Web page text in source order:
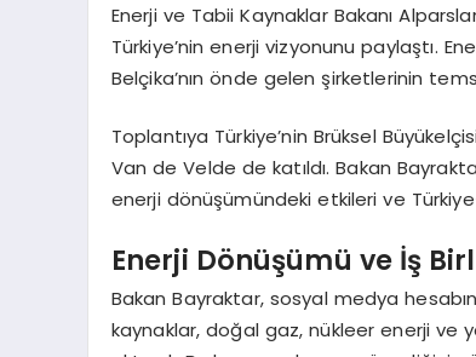
Enerji ve Tabii Kaynaklar Bakanı
Türkiye’nin enerji vizyonunu paylaştı.
Belçika’nın önde gelen şirketlerinin
Toplantıya Türkiye’nin Brüksel
Van de Velde de katıldı. Bakan
enerji dönüşümündeki etkileri ve
Enerji Dönüşümü ve İş
Bakan Bayraktar, sosyal medya
kaynaklar, doğal gaz, nükleer enerji ve